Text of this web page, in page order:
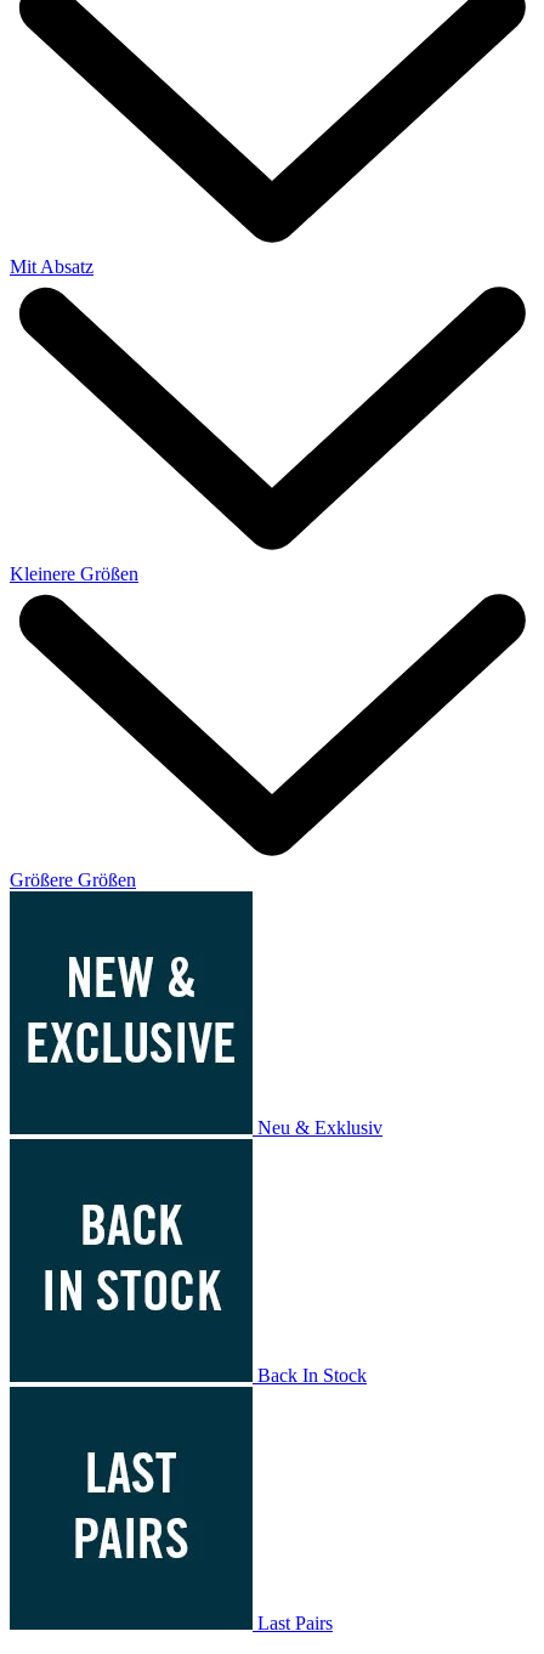
Mit Absatz
Kleinere Größen
Größere Größen
Neu & Exklusiv
Back In Stock
Last Pairs